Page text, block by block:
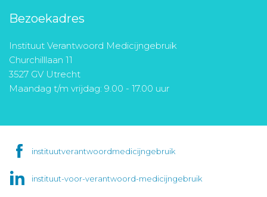
Bezoekadres
Instituut Verantwoord Medicijngebruik
Churchilllaan 11
3527 GV Utrecht
Maandag t/m vrijdag: 9.00 - 17.00 uur
instituutverantwoordmedicijngebruik
instituut-voor-verantwoord-medicijngebruik